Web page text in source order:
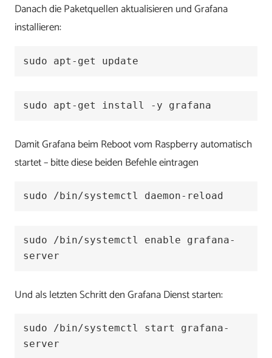
Danach die Paketquellen aktualisieren und Grafana
installieren:
sudo apt-get update
sudo apt-get install -y grafana
Damit Grafana beim Reboot vom Raspberry automatisch
startet – bitte diese beiden Befehle eintragen
sudo /bin/systemctl daemon-reload
sudo /bin/systemctl enable grafana-
server
Und als letzten Schritt den Grafana Dienst starten:
sudo /bin/systemctl start grafana-
server